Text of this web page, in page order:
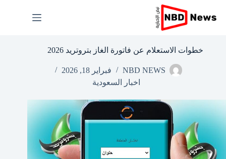
إلى
المحتوى
خطوات الاستعلام عن فاتورة الغاز بتروتريد 2026
NBD NEWS
فبراير 18, 2026
اخبار السعودية